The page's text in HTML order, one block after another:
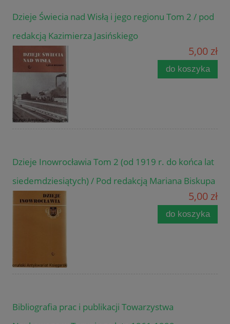
Dzieje Świecia nad Wisłą i jego regionu Tom 2 / pod
redakcją Kazimierza Jasińskiego
5,00 zł
do koszyka
Dzieje Inowrocławia Tom 2 (od 1919 r. do końca lat
siedemdziesiątych) / Pod redakcją Mariana Biskupa
5,00 zł
do koszyka
Bibliografia prac i publikacji Towarzystwa